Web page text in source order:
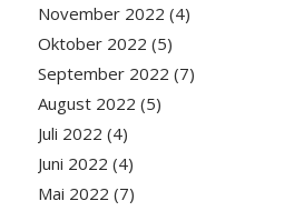
November 2022 (4)
Oktober 2022 (5)
September 2022 (7)
August 2022 (5)
Juli 2022 (4)
Juni 2022 (4)
Mai 2022 (7)